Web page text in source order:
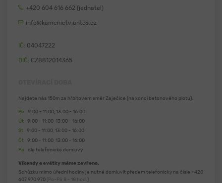
+420 604 616 662 (jednatel)
info@kamenictviantos.cz
IČ: 04047222
DIČ: CZ8812014365
Najdete nás 150m za hřbitovem směr Zaječice (na konci betonového plotu).
Po
9:00 - 11:00, 13:00 - 16:00
Út
9:00 - 11:00, 13:00 - 16:00
St
9:00 - 11:00, 13:00 - 16:00
Čt
9:00 - 11:00, 13:00 - 16:00
Pá
dle telefonické domluvy
Víkendy a svátky máme zavřeno.
Schůzku mimo úřední hodiny je nutné domluvit předem telefonicky na čísle +420
607 970 970
(Po-Pá 8 - 18 hod.)